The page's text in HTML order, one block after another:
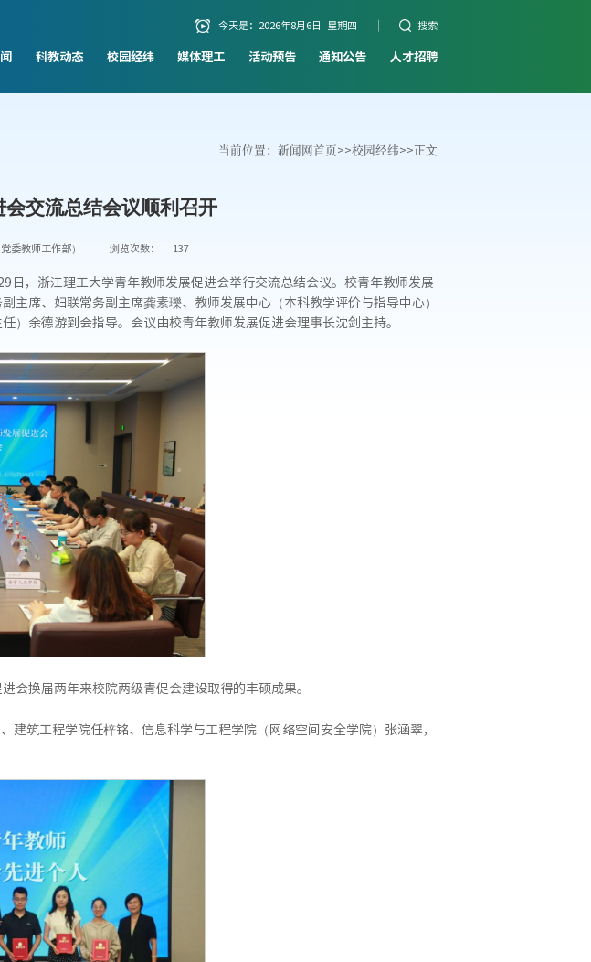
今天是： 2026年8月6日 星期四 搜索
科教动态 校园经纬 媒体理工 活动预告 通知公告 人才招聘
当前位置： 新闻网首页>>校园经纬>>正文
交流总结会议顺利召开
委教师工作部） 浏览次数： 137
，浙江理工大学青年教师发展促进会举行交流总结会议。校青年教师发展
席、妇联常务副主席龚素瓅、教师发展中心（本科教学评价与指导中心）
余德游到会指导。会议由校青年教师发展促进会理事长沈剑主持。
会换届两年来校院两级青促会建设取得的丰硕成果。
筑工程学院任梓铭、信息科学与工程学院（网络空间安全学院）张涵翠，